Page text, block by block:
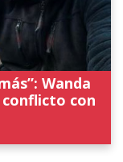
Wanda
con